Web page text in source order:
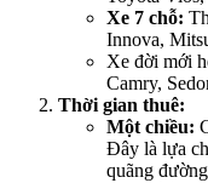
Xe 7 chỗ:
Innova,
Xe đời mới
Camry,
Thời gian thuê:
Một chiều:
Đây là lựa
quãng